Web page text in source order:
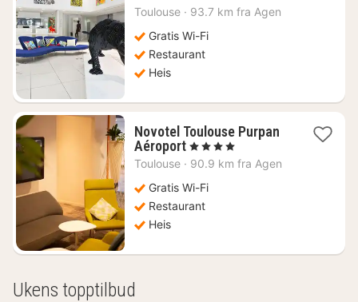
natt
1120
kr.
Toulouse · 93.7 km fra Agen
Gratis Wi-Fi
Restaurant
Heis
Novotel Toulouse Purpan
Aéroport1
natt
1093
kr.
, 4 Stjerner
Toulouse · 90.9 km fra Agen
Gratis Wi-Fi
Restaurant
Heis
Ukens topptilbud